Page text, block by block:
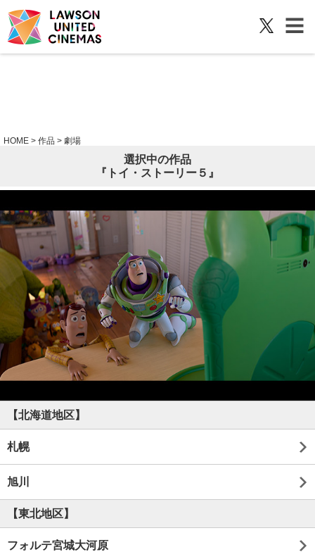
HOME > 作品 > 劇場
選択中の作品
『トイ・ストーリー５』
【北海道地区】
札幌
旭川
【東北地区】
フォルテ宮城大河原